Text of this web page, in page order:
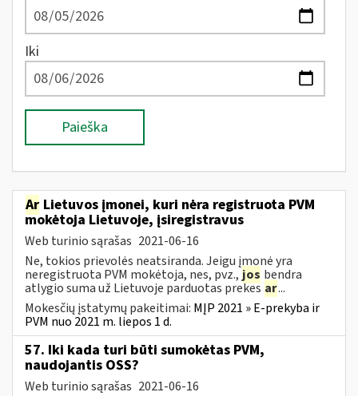
Iki
Paieška
Ar Lietuvos įmonei, kuri nėra registruota PVM
mokėtoja Lietuvoje, įsiregistravus
Web turinio sąrašas 2021-06-16
Ne, tokios prievolės neatsiranda. Jeigu įmonė yra
neregistruota PVM mokėtoja, nes, pvz., jos bendra
atlygio suma už Lietuvoje parduotas prekes ar...
Mokesčių įstatymų pakeitimai: MĮP 2021 » E-prekyba ir
PVM nuo 2021 m. liepos 1 d.
57. Iki kada turi būti sumokėtas PVM,
naudojantis OSS?
Web turinio sąrašas 2021-06-16